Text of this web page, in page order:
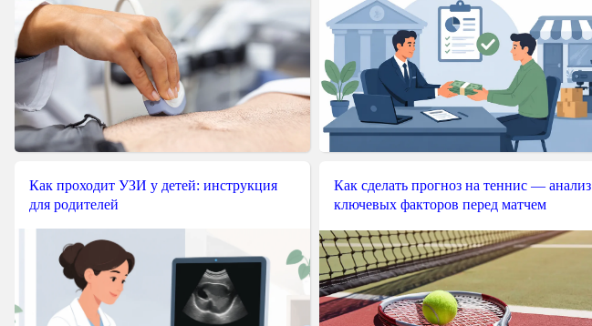
Как проходит УЗИ у детей: инструкция
для родителей
Как сделать прогноз на теннис — анализ
ключевых факторов перед матчем